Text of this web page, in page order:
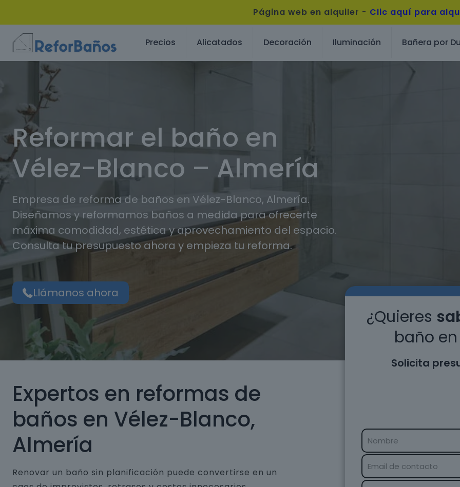
Página web en alquiler - Clic aquí para
Precios Alicatados Decoración Iluminación Bañera por
Reformar el baño en
Vélez-Blanco – Almería
Empresa de reforma de baños en Vélez-Blanco, Almería.
Diseñamos y reformamos baños a medida para ofrecerte
máxima comodidad, estética y aprovechamiento del espacio.
Consulta tu presupuesto ahora y empieza tu reforma.
Llámanos ahora
Expertos en reformas de
baños en Vélez-Blanco,
Almería
Renovar un baño sin planificación puede convertirse en un
¿Quieres
baño
Solicita